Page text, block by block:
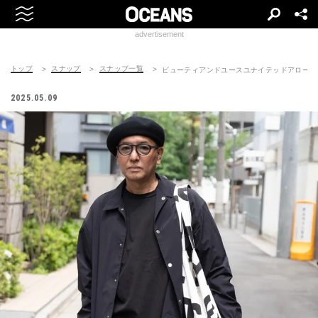
advertisement
トップ スナップ スナップ一覧 ビューティアンドユースユナイテッドアロー
2025.05.09